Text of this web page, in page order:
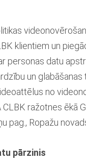
klientiem un
personas datu
un glabāšanas
no
CLBK ražotnes ēkā
pag., Ropažu
pārzinis